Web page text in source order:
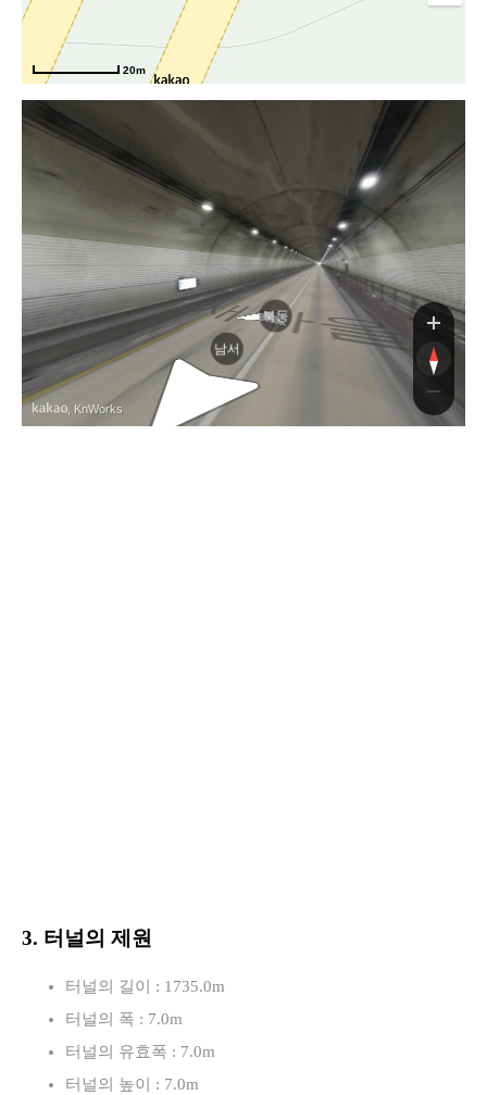
20m
새마
새마
남서
북동
, KnWorks
3. 터널의 제원
터널의 길이 : 1735.0m
터널의 폭 : 7.0m
터널의 유효폭 : 7.0m
터널의 높이 : 7.0m